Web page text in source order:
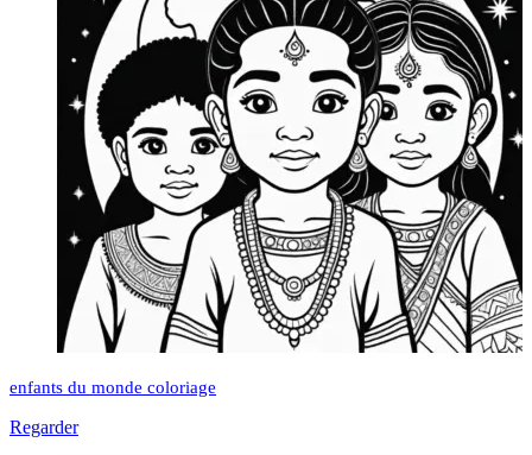
enfants du monde coloriage
Regarder